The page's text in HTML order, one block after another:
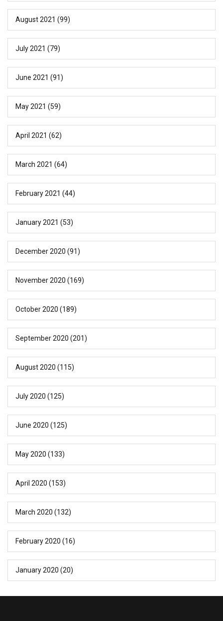
August 2021 (99)
July 2021 (79)
June 2021 (91)
May 2021 (59)
April 2021 (62)
March 2021 (64)
February 2021 (44)
January 2021 (53)
December 2020 (91)
November 2020 (169)
October 2020 (189)
September 2020 (201)
August 2020 (115)
July 2020 (125)
June 2020 (125)
May 2020 (133)
April 2020 (153)
March 2020 (132)
February 2020 (16)
January 2020 (20)